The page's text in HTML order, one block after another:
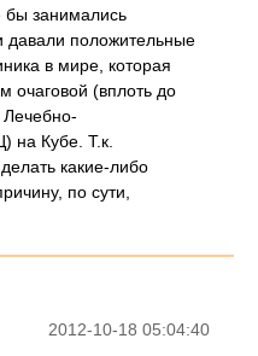
бы занимались
давали положительные
в мире, которая
очаговой (вплоть до
Лечебно-
на Кубе. Т.к.
какие-либо
по сути,
2012-10-18 05:04:40